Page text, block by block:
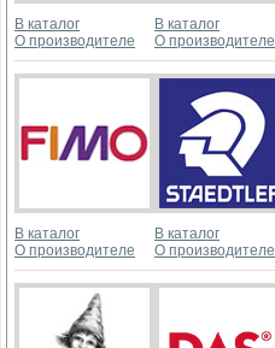
В каталог
О производителе
В каталог
О производителе
В каталог
О производителе
В каталог
О производителе